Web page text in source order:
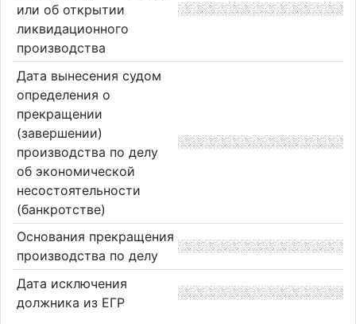
или об открытии
ликвидационного
производства
Дата вынесения судом
определения о
прекращении
(завершении)
производства по делу
об экономической
несостоятельности
(банкротстве)
Основания прекращения
производства по делу
Дата исключения
должника из ЕГР